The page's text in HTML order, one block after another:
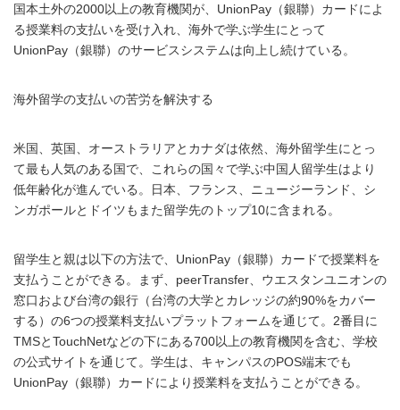
国本土外の2000以上の教育機関が、UnionPay（銀聯）カードによ
る授業料の支払いを受け入れ、海外で学ぶ学生にとって
UnionPay（銀聯）のサービスシステムは向上し続けている。
海外留学の支払いの苦労を解決する
米国、英国、オーストラリアとカナダは依然、海外留学生にとっ
て最も人気のある国で、これらの国々で学ぶ中国人留学生はより
低年齢化が進んでいる。日本、フランス、ニュージーランド、シ
ンガポールとドイツもまた留学先のトップ10に含まれる。
留学生と親は以下の方法で、UnionPay（銀聯）カードで授業料を
支払うことができる。まず、peerTransfer、ウエスタンユニオンの
窓口および台湾の銀行（台湾の大学とカレッジの約90%をカバー
する）の6つの授業料支払いプラットフォームを通じて。2番目に
TMSとTouchNetなどの下にある700以上の教育機関を含む、学校
の公式サイトを通じて。学生は、キャンパスのPOS端末でも
UnionPay（銀聯）カードにより授業料を支払うことができる。